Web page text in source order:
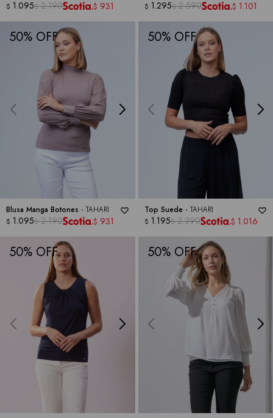
$ 1.095$ 2.190 $ 931 $ 1.295$ 2.590 $ 1.101
50
Blusa Manga Botones - TAHARI
$ 1.095$ 2.190 $ 931
50
Top Suede - TAHARI
$ 1.195$ 2.390 $ 1.016
50 50